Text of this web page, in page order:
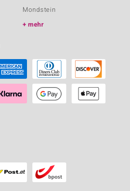
Mondstein
mehr